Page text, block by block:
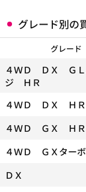
グレード別の
グレード
４ＷＤ ＤＸ ＧＬ
ジ ＨＲ
４ＷＤ ＤＸ ＨＲ
４ＷＤ ＧＸ ＨＲ
４ＷＤ ＧＸター
ＤＸ